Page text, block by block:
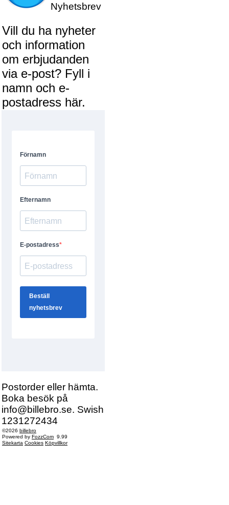
Nyhetsbrev
Vill du ha nyheter
och information
om erbjudanden
via e-post? Fyll i
namn och e-
postadress här.
Postorder eller hämta.
Boka besök på
info@billebro.se. Swish
1231272434
©2026 billebro
Powered by FozzCom 9.99
Sitekarta Cookies Köpvillkor